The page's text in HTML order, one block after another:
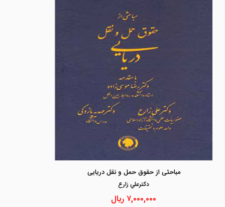
مباحثی از حقوق حمل و نقل دریایی
دكترعلي زارع
۷,۰۰۰,۰۰۰ ریال